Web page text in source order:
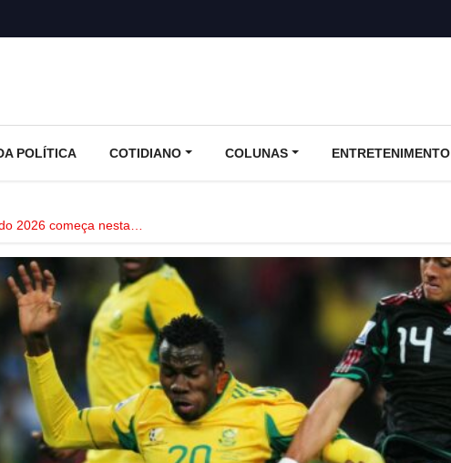
POLÍTICA COTIDIANO COLUNAS ENTRETENIMENTO
2026 começa nesta…